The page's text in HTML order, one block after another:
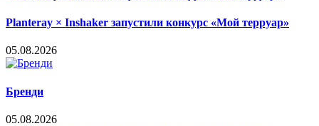
Planteray × Inshaker запустили конкурс «Мой терруар»
05.08.2026
Бренди
05.08.2026